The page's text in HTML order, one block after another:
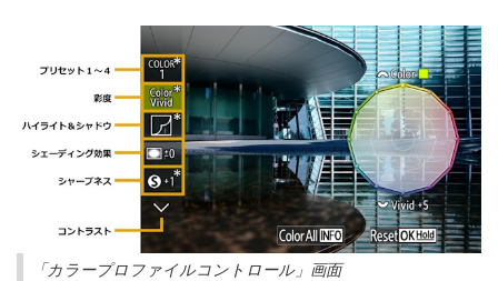
「カラープロファイルコントロール」画面